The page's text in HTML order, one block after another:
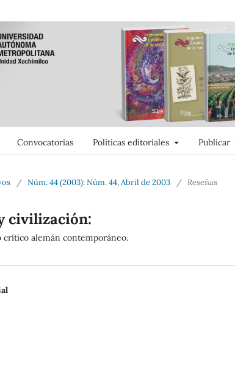
Convocatorias Políticas editoriales Publicar
/ Núm. 44 (2003): Núm. 44, Abril de 2003 / Reseñas
civilización:
crítico alemán contemporáneo.